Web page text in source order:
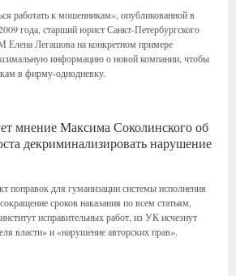
работать к мошенникам», опубликованной в
года, старший юрист Санкт-Петербургского
Легашова на конкретном примере
информацию о новой компании, чтобы
в фирму-однодневку.
мнение Максима Соколинского об
декриминализировать нарушение
поправок для гуманизации системы исполнения
сроков наказания по всем статьям,
исправительных работ, из УК исчезнут
власти» и «нарушение авторских прав».